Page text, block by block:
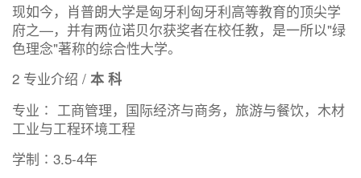
现如今，肖普朗大学是匈牙利匈牙利高等教育的顶尖学
府之—，并有两位诺贝尔获奖者在校任教，是一所以"绿
色理念"著称的综合性大学。
2 专业介绍 / 本 科
专业∶ 工商管理，国际经济与商务，旅游与餐饮，木材
工业与工程环境工程
学制∶3.5-4年